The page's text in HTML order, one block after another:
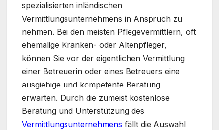
spezialisierten inländischen
Vermittlungsunternehmens in Anspruch zu
nehmen. Bei den meisten Pflegevermittlern, oft
ehemalige Kranken- oder Altenpfleger,
können Sie vor der eigentlichen Vermittlung
einer Betreuerin oder eines Betreuers eine
ausgiebige und kompetente Beratung
erwarten. Durch die zumeist kostenlose
Beratung und Unterstützung des
Vermittlungsunternehmens fällt die Auswahl